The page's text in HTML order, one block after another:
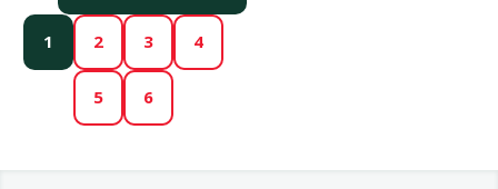
1 2 3 4
5 6